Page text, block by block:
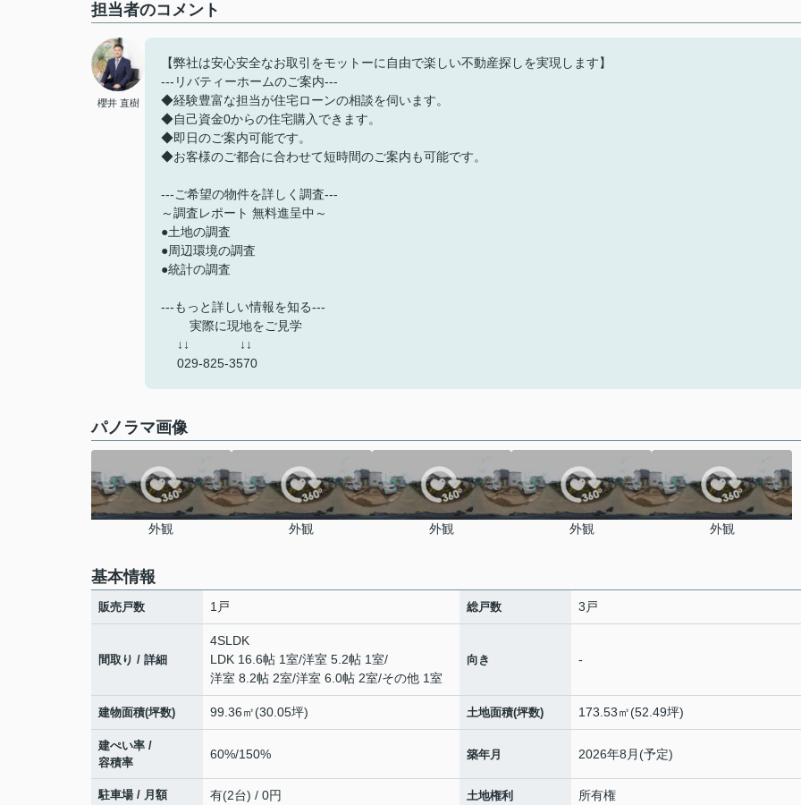
担当者のコメント
櫻井 直樹
【弊社は安心安全なお取引をモットーに自由で楽しい不動産探しを実現します】
---リバティーホームのご案内---
◆経験豊富な担当が住宅ローンの相談を伺います。
◆自己資金0からの住宅購入できます。
◆即日のご案内可能です。
◆お客様のご都合に合わせて短時間のご案内も可能です。
---ご希望の物件を詳しく調査---
～調査レポート 無料進呈中～
●土地の調査
●周辺環境の調査
●統計の調査
---もっと詳しい情報を知る---
実際に現地をご見学
↓↓ ↓↓
029-825-3570
パノラマ画像
外観 外観 外観 外観 外観
基本情報
販売戸数 1戸 総戸数 3戸
間取り / 詳細
4SLDK
LDK 16.6帖 1室/洋室 5.2帖 1室/
洋室 8.2帖 2室/洋室 6.0帖 2室/その他 1室
向き -
建物面積(坪数) 99.36㎡(30.05坪) 土地面積(坪数) 173.53㎡(52.49坪)
建ぺい率 /
容積率
60%/150% 築年月 2026年8月(予定)
駐車場 / 月額 有(2台) / 0円 土地権利 所有権